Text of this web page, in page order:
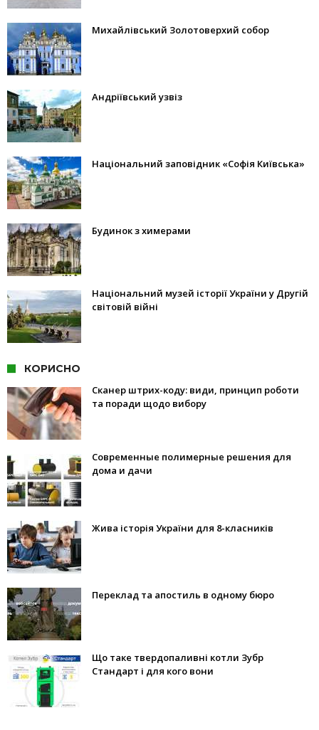
Михайлівський Золотоверхий собор
Андріївський узвіз
Національний заповідник «Софія Київська»
Будинок з химерами
Національний музей історії України у Другій
світовій війні
КОРИСНО
Сканер штрих-коду: види, принцип роботи
та поради щодо вибору
Современные полимерные решения для
дома и дачи
Жива історія України для 8-класників
Переклад та апостиль в одному бюро
Що таке твердопаливні котли Зубр
Стандарт і для кого вони